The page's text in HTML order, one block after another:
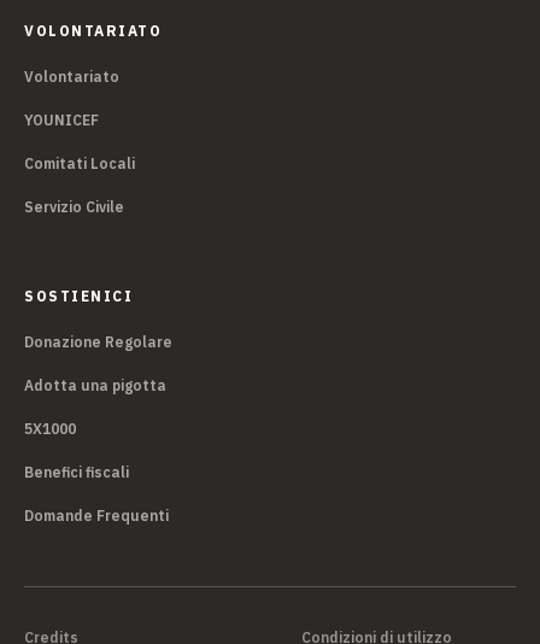
VOLONTARIATO
Volontariato
YOUNICEF
Comitati Locali
Servizio Civile
SOSTIENICI
Donazione Regolare
Adotta una pigotta
5X1000
Benefici fiscali
Domande Frequenti
Credits Condizioni di utilizzo